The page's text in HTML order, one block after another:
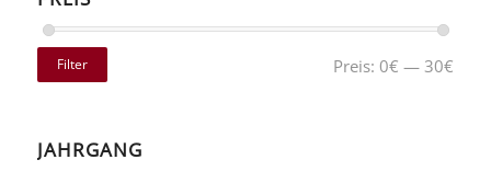
Filter Preis:0€ —30€
JAHRGANG